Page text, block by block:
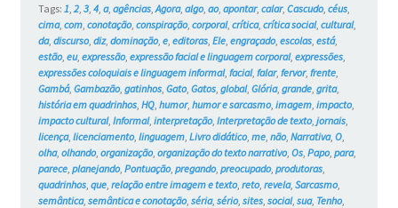
Tags: 1 2, 3, 4, a, agências, Agora, algo, ao, apontar, calar, Cascudo, céus,
cima, com, conotação, conspiração, corporal, crítica, crítica social, cultural,
da, discurso, diz, dominação, e, editoras, Ele, engraçado, escolas, está,
estão, eu, expressão, expressão facial e linguagem corporal, expressões,
expressões coloquiais e linguagem informal, facial, falar, fervor, frente,
Gambá, Gambazão, gatinhos, Gato, Gatos, global, Glória, grande, grita,
história em quadrinhos, HQ, humor, humor e sarcasmo, imagem, impacto,
impacto cultural, Informal, interpretação, Interpretação de texto, jornais,
licença, licenciamento, linguagem, Livro didático, me, não, Narrativa, O,
olha, olhando, organização, organização do texto narrativo, Os, Papo, para,
parece, planejando, Pontuação, pregando, preocupado, produtoras,
quadrinhos, que, relação entre imagem e texto, reto, revela, Sarcasmo,
semântica, semântica e conotação, séria, sério, sites, social, sua, Tenho,